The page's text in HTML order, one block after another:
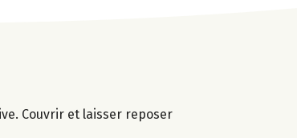
Couvrir et laisser reposer